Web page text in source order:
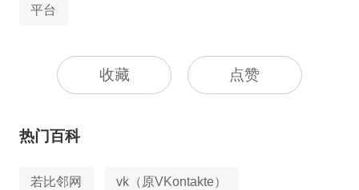
平台
收藏 点赞
热门百科
若比邻网 vk（原VKontakte）